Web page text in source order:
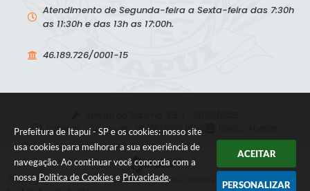
Prefeitura de Itapuí - SP e os cookies: nosso site
usa cookies para melhorar a sua experiência de
navegação. Ao continuar você concorda com a
nossa Política de Cookies e Privacidade.
ACEITAR
PERSONALIZAR
Atendimento de Segunda-feira a Sexta-feira das 7:30h
as 11:30h e das 13h as 17:00h.
46.189.726/0001-15
Portal atualizado em:06/08/2026 16:56
© Copyright Instar - 2006-2026. Todos os direitos reservados -